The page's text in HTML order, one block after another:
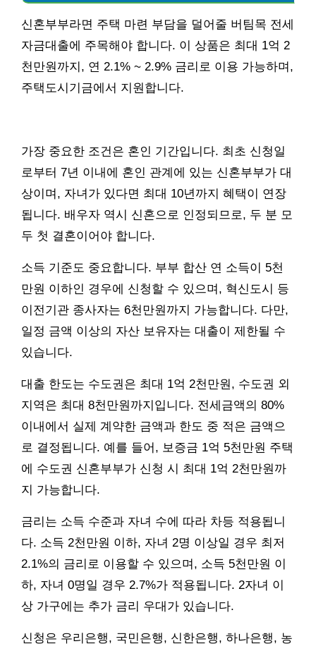
신혼부부라면 주택 마련 부담을 덜어줄 버팀목 전세
자금대출에 주목해야 합니다. 이 상품은 최대 1억 2
천만원까지, 연 2.1% ~ 2.9% 금리로 이용 가능하며,
주택도시기금에서 지원합니다.
가장 중요한 조건은 혼인 기간입니다. 최초 신청일
로부터 7년 이내에 혼인 관계에 있는 신혼부부가 대
상이며, 자녀가 있다면 최대 10년까지 혜택이 연장
됩니다. 배우자 역시 신혼으로 인정되므로, 두 분 모
두 첫 결혼이어야 합니다.
소득 기준도 중요합니다. 부부 합산 연 소득이 5천
만원 이하인 경우에 신청할 수 있으며, 혁신도시 등
이전기관 종사자는 6천만원까지 가능합니다. 다만,
일정 금액 이상의 자산 보유자는 대출이 제한될 수
있습니다.
대출 한도는 수도권은 최대 1억 2천만원, 수도권 외
지역은 최대 8천만원까지입니다. 전세금액의 80%
이내에서 실제 계약한 금액과 한도 중 적은 금액으
로 결정됩니다. 예를 들어, 보증금 1억 5천만원 주택
에 수도권 신혼부부가 신청 시 최대 1억 2천만원까
지 가능합니다.
금리는 소득 수준과 자녀 수에 따라 차등 적용됩니
다. 소득 2천만원 이하, 자녀 2명 이상일 경우 최저
2.1%의 금리로 이용할 수 있으며, 소득 5천만원 이
하, 자녀 0명일 경우 2.7%가 적용됩니다. 2자녀 이
상 가구에는 추가 금리 우대가 있습니다.
신청은 우리은행, 국민은행, 신한은행, 하나은행, 농